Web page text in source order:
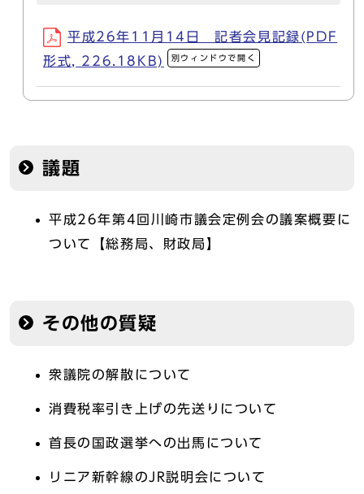
平成26年11月14日 記者会見記録(PDF
形式, 226.18KB)
別ウィンドウで開く
議題
平成26年第4回川崎市議会定例会の議案概要に
ついて【総務局、財政局】
その他の質疑
衆議院の解散について
消費税率引き上げの先送りについて
首長の国政選挙への出馬について
リニア新幹線のJR説明会について